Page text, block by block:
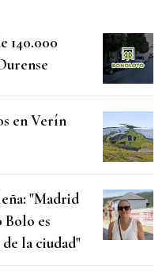
140.000
en Verín
"Madrid
Bolo es
la ciudad"